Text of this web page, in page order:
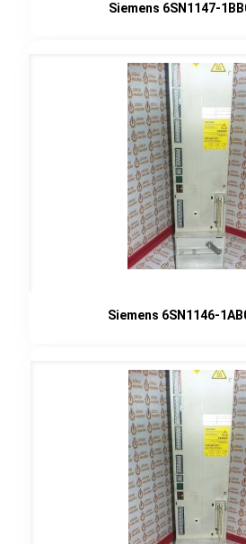
Siemens 6SN1147-
Siemens 6SN1146-